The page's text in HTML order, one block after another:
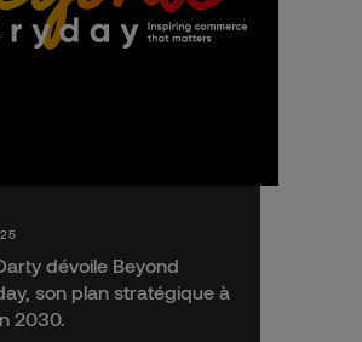
dévoile Beyond
son plan stratégique à
2030.